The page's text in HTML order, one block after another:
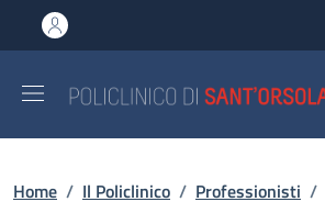
al contenuto principale
to footer content
Briciole di pane
Home / Il Policlinico / Professionisti /